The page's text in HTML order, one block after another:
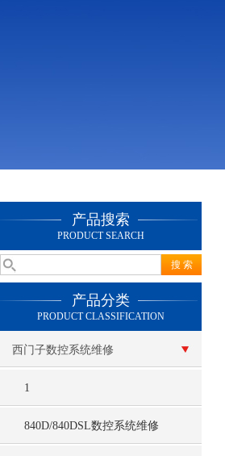
产品搜索
PRODUCT SEARCH
产品分类
PRODUCT CLASSIFICATION
西门子数控系统维修
1
840D/840DSL数控系统维修